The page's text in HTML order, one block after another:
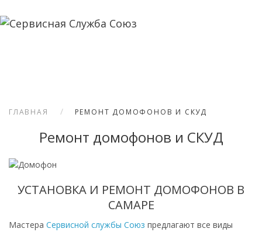
ГЛАВНАЯ РЕМОНТ ДОМОФОНОВ И СКУД
Ремонт домофонов и СКУД
УСТАНОВКА И РЕМОНТ ДОМОФОНОВ В
САМАРЕ
Мастера Сервисной службы Союз предлагают все виды